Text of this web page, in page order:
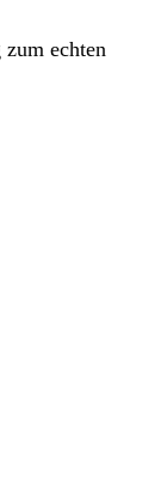
echten